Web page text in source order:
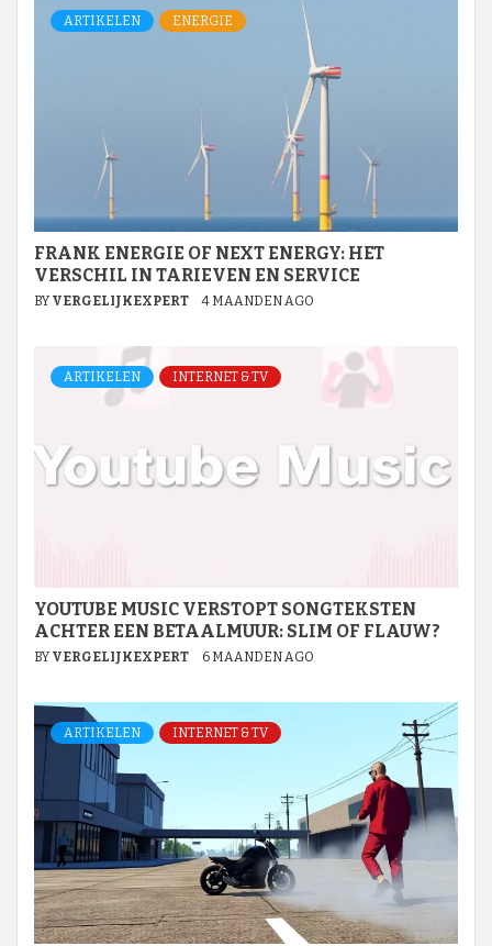
ARTIKELEN ENERGIE
FRANK ENERGIE OF NEXT ENERGY: HET
VERSCHIL IN TARIEVEN EN SERVICE
BY VERGELIJKEXPERT 4 MAANDEN AGO
ARTIKELEN INTERNET & TV
YOUTUBE MUSIC VERSTOPT SONGTEKSTEN
ACHTER EEN BETAALMUUR: SLIM OF FLAUW?
BY VERGELIJKEXPERT 6 MAANDEN AGO
ARTIKELEN INTERNET & TV